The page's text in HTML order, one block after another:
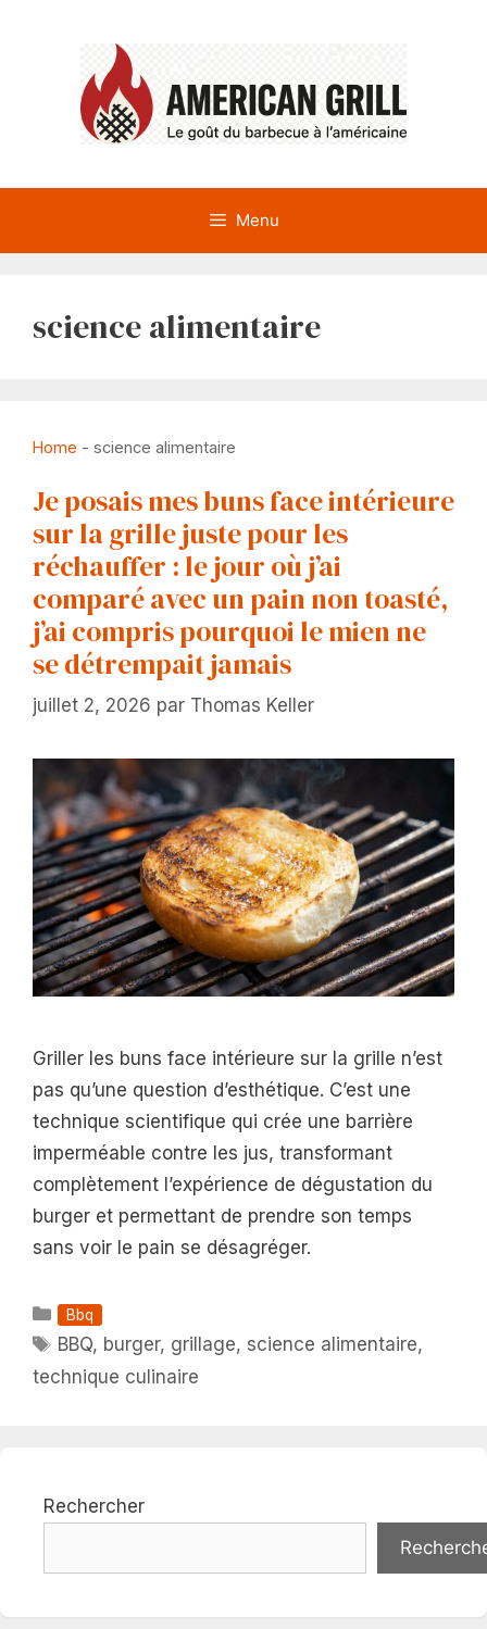
Menu
science alimentaire
Home - science alimentaire
Je posais mes buns face intérieure
sur la grille juste pour les
réchauffer : le jour où j’ai
comparé avec un pain non toasté,
j’ai compris pourquoi le mien ne
se détrempait jamais
juillet 2, 2026 par Thomas Keller
Griller les buns face intérieure sur la grille n’est
pas qu’une question d’esthétique. C’est une
technique scientifique qui crée une barrière
imperméable contre les jus, transformant
complètement l’expérience de dégustation du
burger et permettant de prendre son temps
sans voir le pain se désagréger.
Catégories
Bbq
Étiquettes
BBQ, burger, grillage, science alimentaire,
technique culinaire
Rechercher